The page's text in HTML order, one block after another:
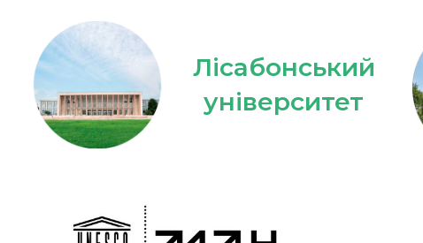
Лісабонський
університет